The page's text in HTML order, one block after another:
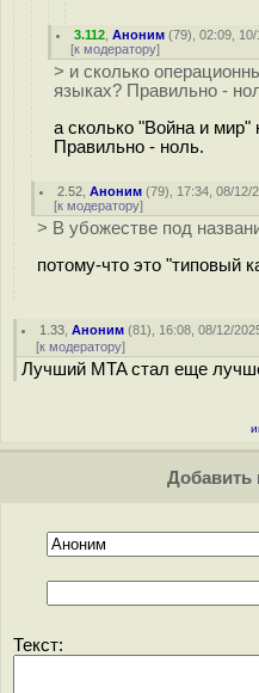
3.112 ,Аноним (79), 02:09,
[к модератору]
> и сколько
языках? Правильно -
а сколько "Война и мир"
Правильно - ноль.
2.52 ,Аноним (79), 17:34, 08/12/
[к модератору]
> В убожестве под
потому-что это "типовый
1.33 ,Аноним (81), 16:08, 08/12/
[к модератору]
Лучший MTA стал еще
Добавить
Текст: